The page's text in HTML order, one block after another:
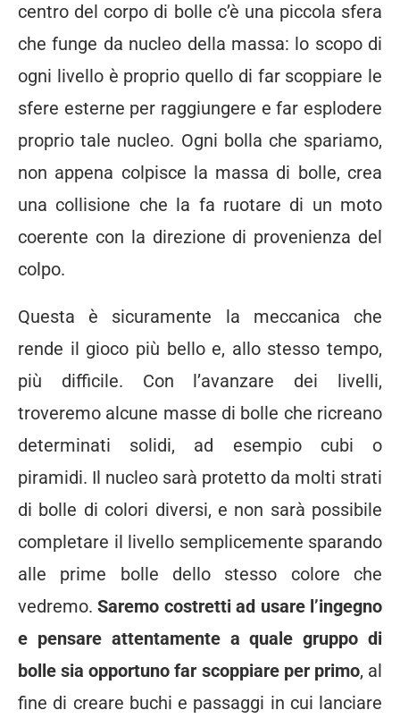
centro del corpo di bolle c’è una piccola sfera
che funge da nucleo della massa: lo scopo di
ogni livello è proprio quello di far scoppiare le
sfere esterne per raggiungere e far esplodere
proprio tale nucleo. Ogni bolla che spariamo,
non appena colpisce la massa di bolle, crea
una collisione che la fa ruotare di un moto
coerente con la direzione di provenienza del
colpo.
Questa è sicuramente la meccanica che
rende il gioco più bello e, allo stesso tempo,
più difficile. Con l’avanzare dei livelli,
troveremo alcune masse di bolle che ricreano
determinati solidi, ad esempio cubi o
piramidi. Il nucleo sarà protetto da molti strati
di bolle di colori diversi, e non sarà possibile
completare il livello semplicemente sparando
alle prime bolle dello stesso colore che
vedremo. Saremo costretti ad usare l’ingegno
e pensare attentamente a quale gruppo di
bolle sia opportuno far scoppiare per primo, al
fine di creare buchi e passaggi in cui lanciare